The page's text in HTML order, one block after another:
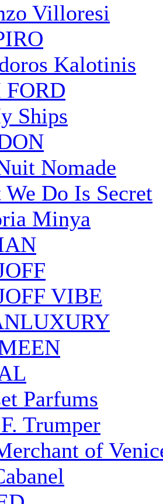
Villoresi
Kalotinis
Ships
Nomade
Do Is Secret
Minya
VIBE
Parfums
Trumper
of